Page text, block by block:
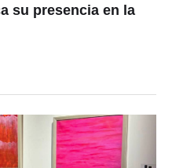
su presencia en la